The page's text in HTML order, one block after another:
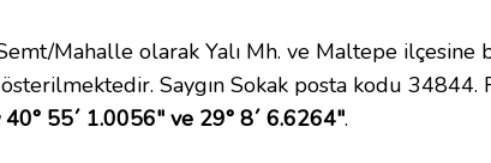
Mahalle olarak Yalı Mh. ve Maltepe ilçesine
Saygın Sokak posta kodu 34844.
40° 55´ 1.0056" ve 29° 8´ 6.6264".